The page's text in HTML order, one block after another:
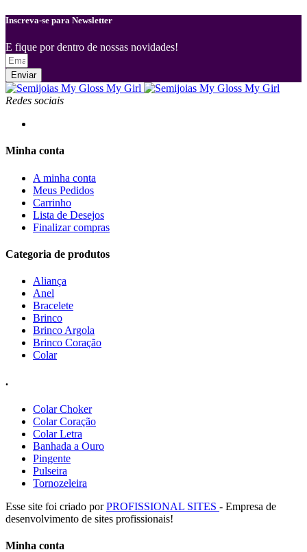
Inscreva-se para Newsletter
E fique por dentro de nossas novidades!
Enviar
Redes sociais
Minha conta
A minha conta
Meus Pedidos
Carrinho
Lista de Desejos
Finalizar compras
Categoria de produtos
Aliança
Anel
Bracelete
Brinco
Brinco Argola
Brinco Coração
Colar
.
Colar Choker
Colar Coração
Colar Letra
Banhada a Ouro
Pingente
Pulseira
Tornozeleira
Esse site foi criado porPROFISSIONAL SITES - Empresa de
desenvolvimento de sites profissionais!
Minha conta